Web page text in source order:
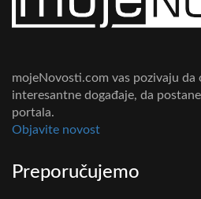
mojeNovosti.com vas pozivaju da
interesantne događaje, da
portala.
Objavite novost
Preporučujemo